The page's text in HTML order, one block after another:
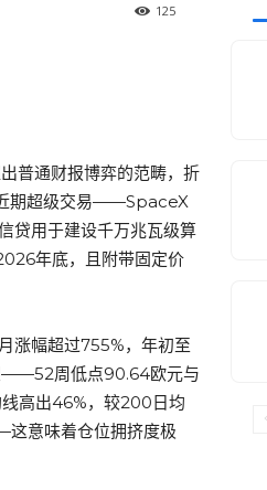
125
普通财报博弈的范畴，折
近期超级交易——SpaceX
用于建设千万兆瓦级算
年底，且附带固定价
涨幅超过755%，年初至
——52周低点90.64欧元与
高出46%，较200日均
意味着仓位拥挤度极